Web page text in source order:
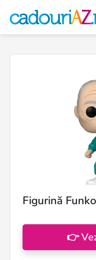
Figurină
👉